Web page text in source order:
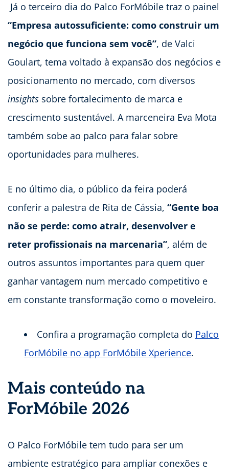
Já o terceiro dia do Palco ForMóbile traz o painel
“Empresa autossuficiente: como construir um
negócio que funciona sem você”, de Valci
Goulart, tema voltado à expansão dos negócios e
posicionamento no mercado, com diversos
insights sobre fortalecimento de marca e
crescimento sustentável. A marceneira Eva Mota
também sobe ao palco para falar sobre
oportunidades para mulheres.
E no último dia, o público da feira poderá
conferir a palestra de Rita de Cássia, “Gente boa
não se perde: como atrair, desenvolver e
reter profissionais na marcenaria”, além de
outros assuntos importantes para quem quer
ganhar vantagem num mercado competitivo e
em constante transformação como o moveleiro.
Confira a programação completa do Palco
ForMóbile no app ForMóbile Xperience.
Mais conteúdo na
ForMóbile 2026
O Palco ForMóbile tem tudo para ser um
ambiente estratégico para ampliar conexões e